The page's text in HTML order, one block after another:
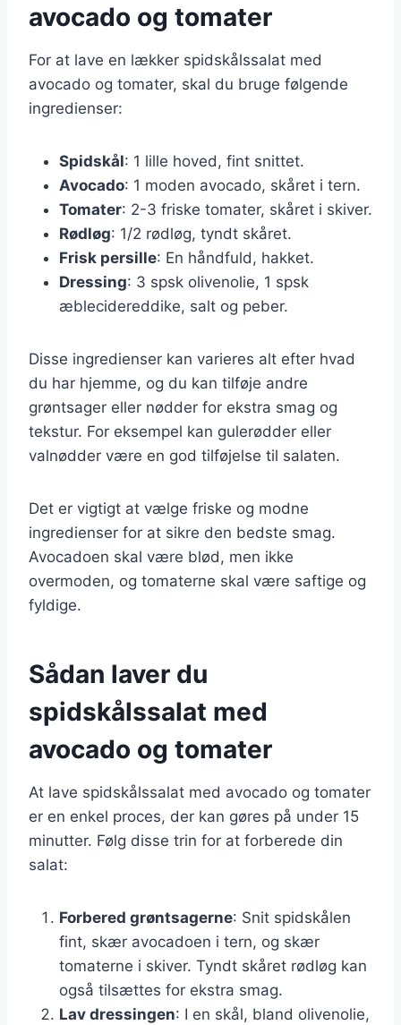
avocado og tomater
For at lave en lækker spidskålssalat med
avocado og tomater, skal du bruge følgende
ingredienser:
Spidskål: 1 lille hoved, fint snittet.
Avocado: 1 moden avocado, skåret i tern.
Tomater: 2-3 friske tomater, skåret i skiver.
Rødløg: 1/2 rødløg, tyndt skåret.
Frisk persille: En håndfuld, hakket.
Dressing: 3 spsk olivenolie, 1 spsk
æblecidereddike, salt og peber.
Disse ingredienser kan varieres alt efter hvad
du har hjemme, og du kan tilføje andre
grøntsager eller nødder for ekstra smag og
tekstur. For eksempel kan gulerødder eller
valnødder være en god tilføjelse til salaten.
Det er vigtigt at vælge friske og modne
ingredienser for at sikre den bedste smag.
Avocadoen skal være blød, men ikke
overmoden, og tomaterne skal være saftige og
fyldige.
Sådan laver du
spidskålssalat med
avocado og tomater
At lave spidskålssalat med avocado og tomater
er en enkel proces, der kan gøres på under 15
minutter. Følg disse trin for at forberede din
salat:
Forbered grøntsagerne: Snit spidskålen
fint, skær avocadoen i tern, og skær
tomaterne i skiver. Tyndt skåret rødløg kan
også tilsættes for ekstra smag.
Lav dressingen: I en skål, bland olivenolie,